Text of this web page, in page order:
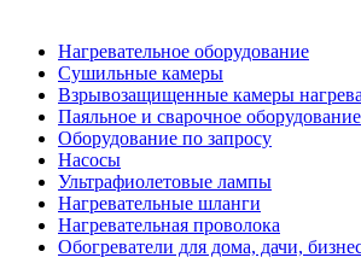
Нагревательное оборудование
Сушильные камеры
Взрывозащищенные камеры
Паяльное и сварочное оборудование
Оборудование по запросу
Насосы
Ультрафиолетовые лампы
Нагревательные шланги
Нагревательная проволока
Обогреватели для дома, дачи,